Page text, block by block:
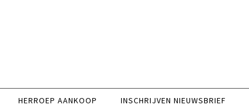
HERROEP AANKOOP INSCHRIJVEN NIEUWSBRIEF